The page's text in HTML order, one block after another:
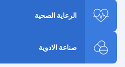
الرعاية الصحية
صناعة الادوية